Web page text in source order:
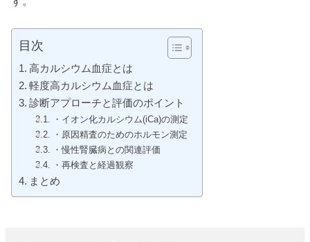
目次
高カルシウム血症とは
軽度高カルシウム血症とは
診断アプローチと評価のポイント
・イオン化カルシウム(iCa)の測定
・原因精査のためのホルモン測定
・慢性腎臓病との関連評価
・再検査と経過観察
まとめ